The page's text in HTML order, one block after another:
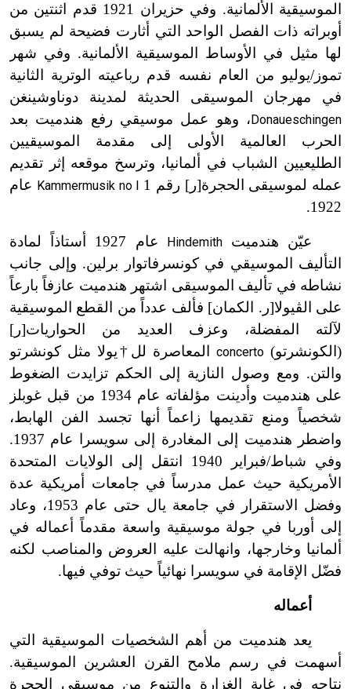
الموسيقية الألمانية. وفي حزيران 1921 قدم اثنتين من
أوبراته ذات الفصل الواحد التي أثارت فضيحة لم يسبق
لها مثيل في الأوساط الموسيقية الألمانية. وفي شهر
تموز/يوليو من العام نفسه قدم رباعيته الوترية الثانية
في مهرجان الموسيقى الحديثة لمدينة دوناوشينغن
Donaueschingen ، وهو عمل موسيقي رفع هندميت بعد
الحرب العالمية الأولى إلى مقدمة الموسيقيين
الطليعيين الشباب في ألمانيا، وترسخ موقعه إثر تقديم
عمله لموسيقى الحجرة[ر] رقم 1
Kammermusik no l عام
1922.
عيّن هندميتHindemith
عام 1927 أستاذاً لمادة
التأليف الموسيقي في كونسرفاتوار برلين. وإلى جانب
نشاطه في تأليف الموسيقى اشتهر هندميت عازفاً بارعاً
على الڤيولا[ر. الكمان] فألف عدداً من القطع الموسيقية
لآلته المفضلة، وعزف العديد من الحواريات[ر]
(الكونشرتو)concerto المعاصرة لل†يولا مثل كونشرتو
والتن. ومع وصول النازية إلى الحكم تزايدت الضغوط
على هندميت وأدينت مؤلفاته عام 1934 من قبل غوبلز
شخصياً ومنع تقديمها زاعماً أنها تجسد الفن الهابط،
واضطر هندميت إلى المغادرة إلى سويسرا عام 1937.
وفي شباط/فبراير 1940 انتقل إلى الولايات المتحدة
الأمريكية حيث عمل مدرساً في جامعات أمريكية عدة
وفضل الاستقرار في جامعة يال حتى عام 1953، وعاد
إلى أوربا في جولة موسيقية واسعة مقدماً أعماله في
ألمانيا وخارجها، وانهالت عليه العروض والمناصب لكنه
فضّل الإقامة في سويسرا نهائياً حيث توفي فيها.
أعماله
يعد هندميت من أهم الشخصيات الموسيقية التي
أسهمت في رسم ملامح القرن العشرين الموسيقية.
نتاجه في غاية الغزارة والتنوع من موسيقى الحجرة